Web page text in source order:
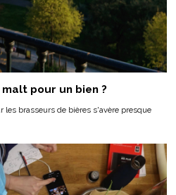
pour un bien ?
les brasseurs de bières s'avère presque